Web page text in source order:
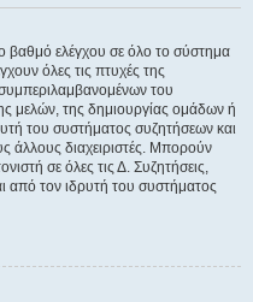
βαθμό ελέγχου σε όλο το σύστημα
όλες τις πτυχές της
του
μελών, της δημιουργίας ομάδων ή
του συστήματος συζητήσεων και
άλλους διαχειριστές. Μπορούν
σε όλες τις Δ. Συζητήσεις,
από τον ιδρυτή του συστήματος